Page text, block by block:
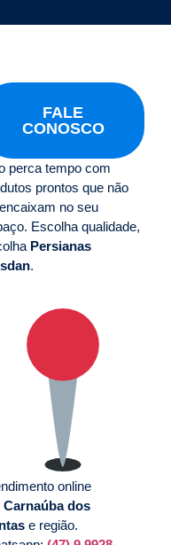
FALE
CONOSCO
perca tempo com
prontos que não
no seu
Escolha qualidade,
Persianas
.
online
Carnaúba dos
e região.